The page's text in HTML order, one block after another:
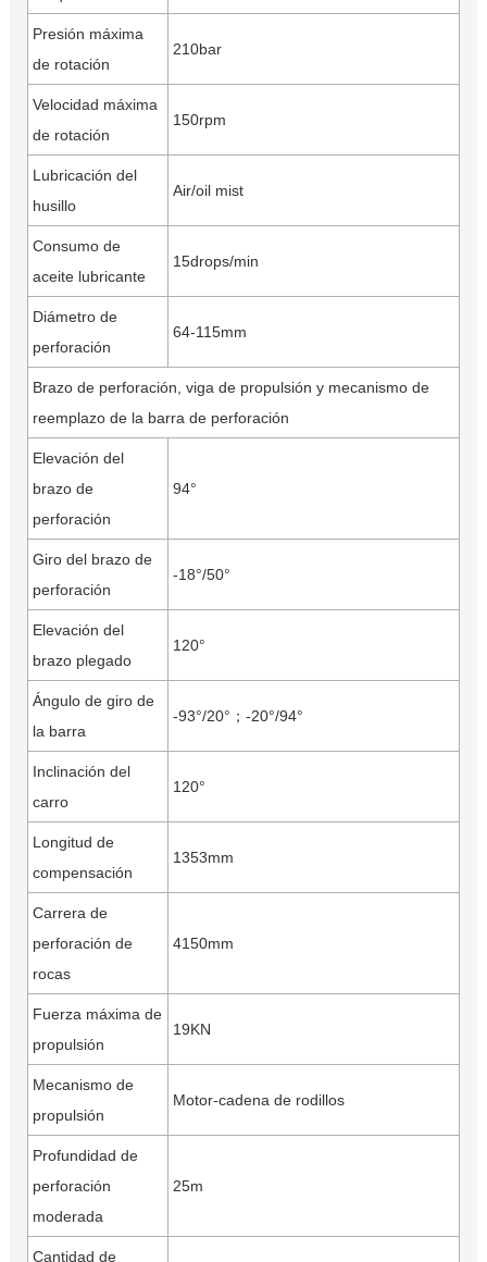
Presión máxima
de rotación
210bar
Velocidad máxima
de rotación
150rpm
Lubricación del
husillo
Air/oil mist
Consumo de
aceite lubricante
15drops/min
Diámetro de
perforación
64-115mm
Brazo de perforación, viga de propulsión y mecanismo de
reemplazo de la barra de perforación
Elevación del
brazo de
perforación
94°
Giro del brazo de
perforación
-18°/50°
Elevación del
brazo plegado
120°
Ángulo de giro de
la barra
-93°/20°；-20°/94°
Inclinación del
carro
120°
Longitud de
compensación
1353mm
Carrera de
perforación de
rocas
4150mm
Fuerza máxima de
propulsión
19KN
Mecanismo de
propulsión
Motor-cadena de rodillos
Profundidad de
perforación
moderada
25m
Cantidad de